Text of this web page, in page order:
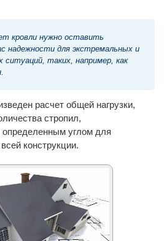
кровли нужно оставить
надежности для экстремальных и
ситуаций, таких, например, как
расчет общей нагрузки,
стропил,
углом для
конструкции.